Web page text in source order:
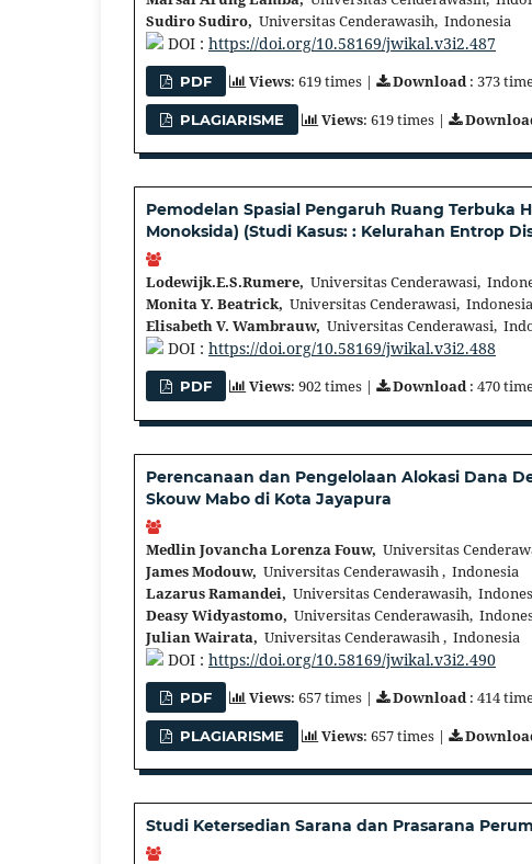
Sudiro Sudiro, Universitas Cenderawasih, Indonesia
DOI : https://doi.org/10.58169/jwikal.v3i2.487
PDF Views: 619 times | Download: 373
PLAGIARISME Views: 619 times |
Pemodelan Spasial Pengaruh Ruang Terbuka
Monoksida) (Studi Kasus: : Kelurahan Entrop
Lodewijk.E.S.Rumere, Universitas Cenderawasi,
Monita Y. Beatrick, Universitas Cenderawasi, Indonesia
Elisabeth V. Wambrauw, Universitas Cenderawasi,
DOI : https://doi.org/10.58169/jwikal.v3i2.488
PDF Views: 902 times | Download: 470
Perencanaan dan Pengelolaan Alokasi Dana
Skouw Mabo di Kota Jayapura
Medlin Jovancha Lorenza Fouw, Universitas
James Modouw, Universitas Cenderawasih , Indonesia
Lazarus Ramandei, Universitas Cenderawasih,
Deasy Widyastomo, Universitas Cenderawasih,
Julian Wairata, Universitas Cenderawasih , Indonesia
DOI : https://doi.org/10.58169/jwikal.v3i2.490
PDF Views: 657 times | Download: 414
PLAGIARISME Views: 657 times |
Studi Ketersedian Sarana dan Prasarana